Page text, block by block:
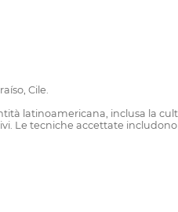
Cile.
latinoamericana, inclusa la
Le tecniche accettate